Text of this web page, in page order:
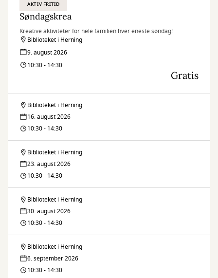
AKTIV FRITID
Søndagskrea
Kreative aktiviteter for hele familien hver eneste søndag!
Biblioteket i Herning
9. august 2026
10:30 - 14:30
Gratis
Søndagskrea
Biblioteket i Herning
16. august 2026
10:30 - 14:30
Søndagskrea
Biblioteket i Herning
23. august 2026
10:30 - 14:30
Søndagskrea
Biblioteket i Herning
30. august 2026
10:30 - 14:30
Søndagskrea
Biblioteket i Herning
6. september 2026
10:30 - 14:30